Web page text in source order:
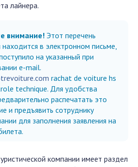
лайнера.
внимание! Этот перечень
находится в электронном письме,
на указанный при
e-mail.
rachat de voiture hs
technique. Для удобства
распечатать это
и предъявить сотруднику
для заполнения заявления на
компании имеет раздел